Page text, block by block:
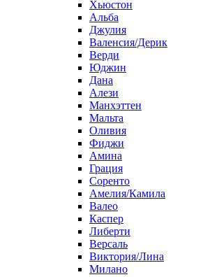
Хьюстон
Альба
Джулия
Валенсия/Дерик
Верди
Юджин
Дана
Алези
Манхэттен
Мальта
Оливия
Фиджи
Амина
Грация
Соренто
Амелия/Камила
Валео
Каспер
Либерти
Версаль
Виктория/Лина
Милано